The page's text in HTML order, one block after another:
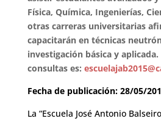
Física, Química, Ingenierías,
otras carreras universitarias
capacitarán en técnicas
investigación básica y
consultas es:
Fecha de publicación: 28/05/
La “Escuela José Antonio